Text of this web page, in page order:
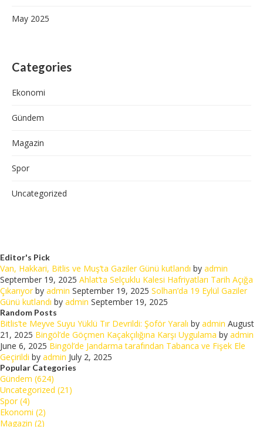
May 2025
Categories
Ekonomi
Gündem
Magazin
Spor
Uncategorized
Editor's Pick
Van, Hakkari, Bitlis ve Muş’ta Gaziler Günü kutlandı by admin
September 19, 2025 Ahlat’ta Selçuklu Kalesi Hafriyatları Tarih Açığa
Çıkarıyorby admin September 19, 2025 Solhan’da 19 Eylül Gaziler
Günü kutlandı by admin September 19, 2025
Random Posts
Bitlis’te Meyve Suyu Yüklü Tır Devrildi: Şoför Yaralı by admin August
21, 2025 Bingöl’de Göçmen Kaçakçılığına Karşı Uygulama by admin
June 6, 2025 Bingöl’de Jandarma tarafından Tabanca ve Fişek Ele
Geçirildi by admin July 2, 2025
Popular Categories
Gündem (624)
Uncategorized (21)
Spor (4)
Ekonomi (2)
Magazin (2)